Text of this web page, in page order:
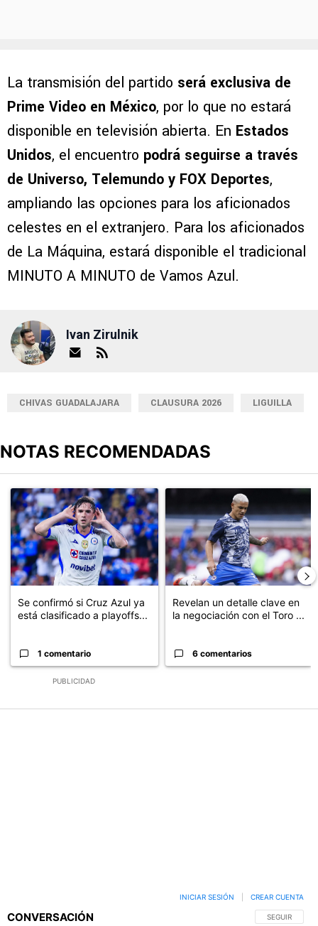
La transmisión del partido será exclusiva de
Prime Video en México, por lo que no estará
disponible en televisión abierta. En Estados
Unidos, el encuentro podrá seguirse a través
de Universo, Telemundo y FOX Deportes,
ampliando las opciones para los aficionados
celestes en el extranjero. Para los aficionados
de La Máquina, estará disponible el tradicional
MINUTO A MINUTO de Vamos Azul.
Ivan Zirulnik
CHIVAS GUADALAJARA CLAUSURA 2026 LIGUILLA
NOTAS RECOMENDADAS
PUBLICIDAD
Un artículo de tendencia con el título "Se confirmó si Cruz Azul
Se confirmó si Cruz Azul ya
está clasificado a playoffs...
1 comentario
Un artículo de tendencia con
Revelan un detalle clave en
la negociación con el Toro ...
6 comentarios
CONVERSACIÓN SIGA ESTA
SEGUIR
INICIAR SESIÓN CREAR CUENTA